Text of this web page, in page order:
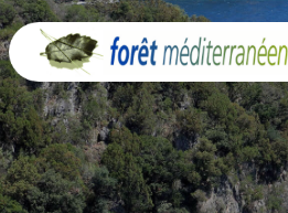
Panneau de gestion des cookies